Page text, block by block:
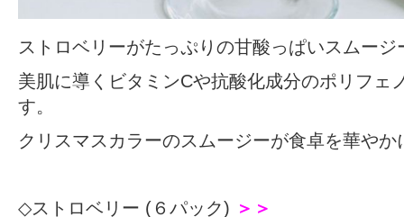
ストロベリーがたっぷりの甘酸っぱいスムージ
美肌に導くビタミンCや抗酸化成分のポリフェ
す。
クリスマスカラーのスムージーが食卓を華やか
◇ストロベリー (６パック) ＞＞